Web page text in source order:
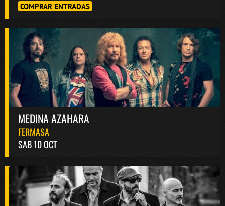
COMPRAR ENTRADAS
MEDINA AZAHARA
FERMASA
SAB 10 OCT